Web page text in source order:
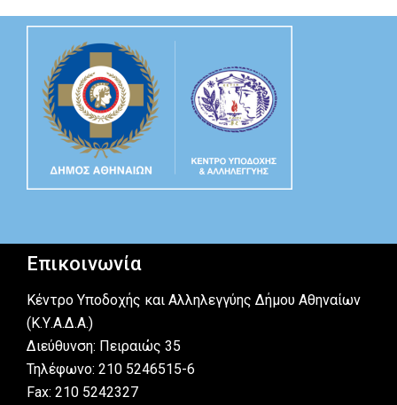
Επικοινωνία
Κέντρο Υποδοχής και Αλληλεγγύης Δήμου Αθηναίων
(Κ.Υ.Α.Δ.Α.)
Διεύθυνση: Πειραιώς 35
Τηλέφωνο: 210 5246515-6
Fax: 210 5242327